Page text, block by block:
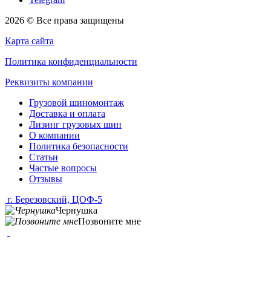
2026 © Все права защищены
Карта сайта
Политика конфиденциальности
Реквизиты компании
Грузовой шиномонтаж
Доставка и оплата
Лизинг грузовых шин
О компании
Политика безопасности
Статьи
Частые вопросы
Отзывы
г. Березовский, ЦОФ-5
Чернушка
Позвоните мне